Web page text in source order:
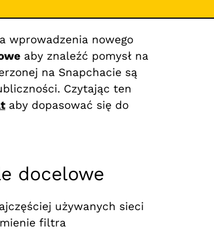
wprowadzenia nowego
aby znaleźć pomysł na
na Snapchacie są
Czytając ten
aby dopasować się do
docelowe
używanych sieci
filtra